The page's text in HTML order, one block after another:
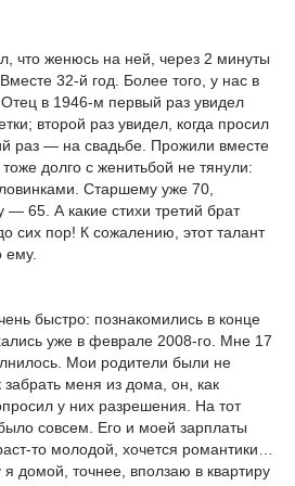
что женюсь на ней, через 2 минуты
32-й год. Более того, у нас в
Отец в 1946-м первый раз увидел
второй раз увидел, когда просил
раз — на свадьбе. Прожили вместе
долго с женитьбой не тянули:
Старшему уже 70,
65. А какие стихи третий брат
сих пор! К сожалению, этот талант
ему.
быстро: познакомились в конце
уже в феврале 2008-го. Мне 17
Мои родители были не
меня из дома, он, как
у них разрешения. На тот
совсем. Его и моей зарплаты
то молодой, хочется романтики…
домой, точнее, вползаю в квартиру